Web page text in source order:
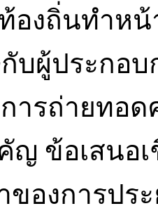
องถิ่นทำหน้
บผู้ประกอ
ารถ่ายทอ
ญ ข้อเสนอ
องการปร